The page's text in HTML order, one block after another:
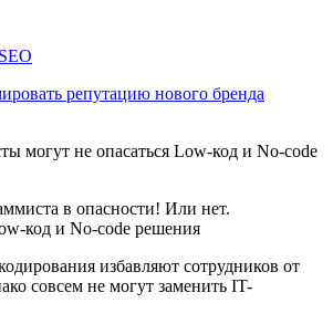
репутацию нового бренда
могут не опасаться Low-код и No-code
избавляют сотрудников от
совсем не могут заменить IT-